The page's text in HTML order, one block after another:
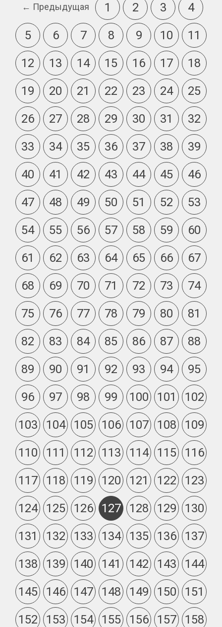
← Предыдущая 1 2 3
4
5
6 7 8 9 10
11
12
13 14 15 16 17
18
19
20 21 22 23 24
25
26
27 28 29 30 31
32
33
34 35 36 37 38
39
40
41 42 43 44 45
46
47
48 49 50 51 52
53
54
55 56 57 58 59
60
61
62 63 64 65 66
67
68
69 70 71 72 73
74
75
76 77 78 79 80
81
82
83 84 85 86 87
88
89
90 91 92 93 94
95
96
97 98 99 100 101
102
103
104 105 106 107 108
109
110
111 112 113 114 115
116
117
118 119 120 121 122
123
124
125 126 127 128 129
130
131
132 133 134 135 136
137
138
139 140 141 142 143
144
145
146 147 148 149 150
151
152
153 154 155 156 157
158